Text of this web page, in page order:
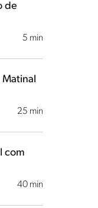
5 min
de
25 min
Matinal
40 min
com